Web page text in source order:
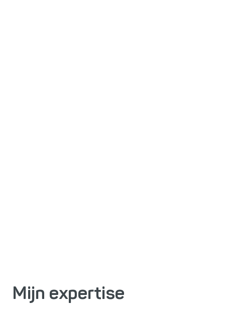
Mijn expertise